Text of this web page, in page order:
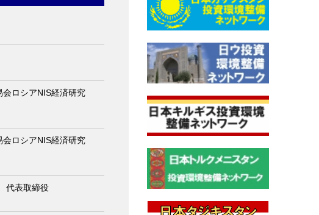
会ロシアNIS経済研究
会ロシアNIS経済研究
代表取締役